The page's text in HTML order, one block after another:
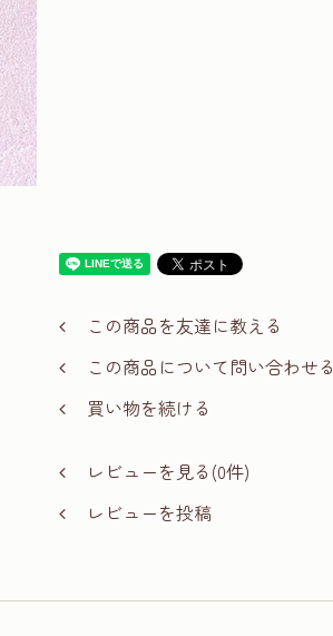
この商品を友達に教える
この商品について問い合わせる
買い物を続ける
レビューを見る(0件)
レビューを投稿